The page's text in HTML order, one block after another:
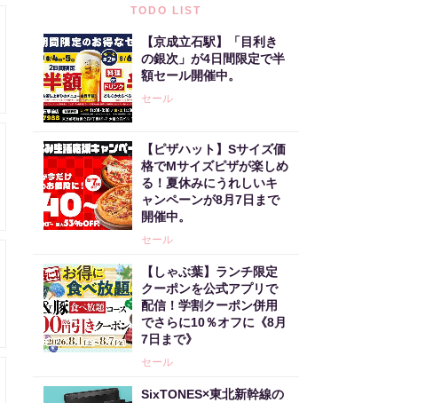
TODO LIST
【京成立石駅】「目利き
の銀次」が4日間限定で半
額セール開催中。
セール
【ピザハット】Sサイズ価
格でMサイズピザが楽しめ
る！夏休みにうれしいキ
ャンペーンが8月7日まで
開催中。
セール
【しゃぶ葉】ランチ限定
クーポンを公式アプリで
配信！学割クーポン併用
でさらに10％オフに《8月
7日まで》
セール
SixTONES×東北新幹線の